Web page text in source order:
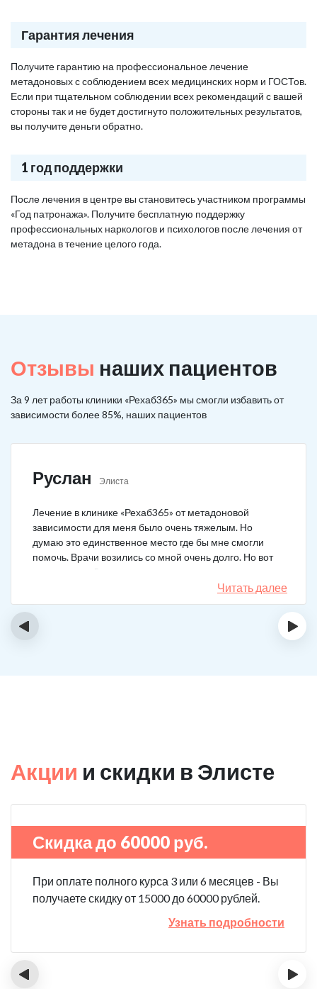
Гарантия лечения
Получите гарантию на профессиональное лечение
метадоновых с соблюдением всех медицинских норм и ГОСТов.
Если при тщательном соблюдении всех рекомендаций с вашей
стороны так и не будет достигнуто положительных результатов,
вы получите деньги обратно.
1 год поддержки
После лечения в центре вы становитесь участником программы
«Год патронажа». Получите бесплатную поддержку
профессиональных наркологов и психологов после лечения от
метадона в течение целого года.
Отзывы наших пациентов
За 9 лет работы клиники «Рехаб365» мы смогли избавить от
зависимости более 85%, наших пациентов
Руслан Элиста
Лечение в клинике «Рехаб365» от метадоновой
зависимости для меня было очень тяжелым. Но
думаю это единственное место где бы мне смогли
помочь. Врачи возились со мной очень долго. Но вот
теперь я уже 5 месяцев не принимаю наркотики.
Читать далее
‹ ›
Акции и скидки в Элисте
Скидка до 60000 руб.
При оплате полного курса 3 или 6 месяцев - Вы
получаете скидку от 15000 до 60000 рублей.
Узнать подробности
‹ ›